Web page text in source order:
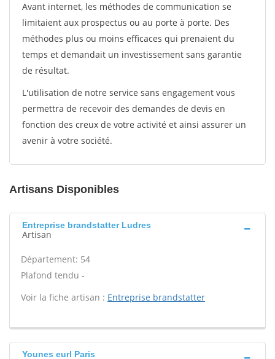
Avant internet, les méthodes de communication se
limitaient aux prospectus ou au porte à porte. Des
méthodes plus ou moins efficaces qui prenaient du
temps et demandait un investissement sans garantie
de résultat.
L'utilisation de notre service sans engagement vous
permettra de recevoir des demandes de devis en
fonction des creux de votre activité et ainsi assurer un
avenir à votre société.
Artisans Disponibles
Entreprise brandstatter Ludres
Artisan
Département: 54
Plafond tendu -
Voir la fiche artisan : Entreprise brandstatter
Younes eurl Paris